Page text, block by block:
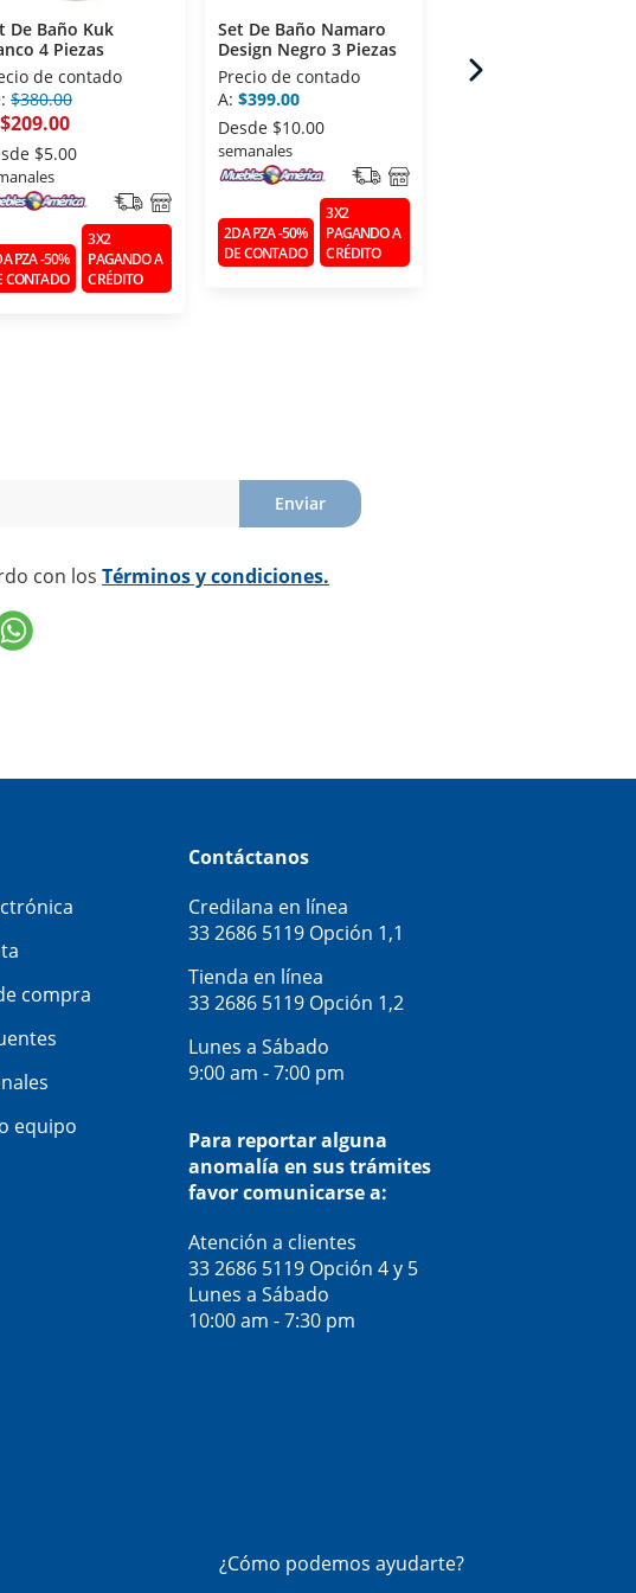
De Baño Kuk
4 Piezas
de contado
$380.00
$209.00
$5.00
PZA -50%
CONTADO
3X2
PAGANDO A
CRÉDITO
Set De Baño Namaro
Design Negro 3 Piezas
Precio de contado
A: $399.00
Desde $10.00
semanales
2DA PZA -50%
DE CONTADO
3X2
PAGANDO A
CRÉDITO
Precio de contado
Enviar
con los Términos y condiciones.
compra
equipo
Contáctanos
Credilana en línea
33 2686 5119 Opción 1,1
Tienda en línea
33 2686 5119 Opción 1,2
Lunes a Sábado
9:00 am - 7:00 pm
Para reportar alguna
anomalía en sus trámites
favor comunicarse a:
Atención a clientes
33 2686 5119 Opción 4 y 5
Lunes a Sábado
10:00 am - 7:30 pm
¿Cómo podemos ayudarte?